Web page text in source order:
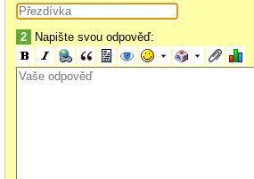
2 Napište svou odpověď: